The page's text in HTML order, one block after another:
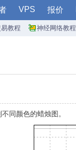
VPS 报价
教程 神经网络教程
同颜色的蜡烛图。